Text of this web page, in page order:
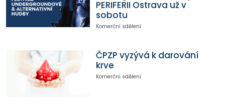
PERIFERII Ostrava už v
sobotu
Komerční sdělení
ČPZP vyzývá k darování
krve
Komerční sdělení